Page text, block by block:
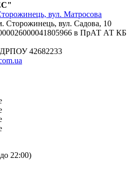
вул. Матросова
Сторожинець, вул. Садова, 10
в ПрАТ АТ КБ
42682233
22:00)